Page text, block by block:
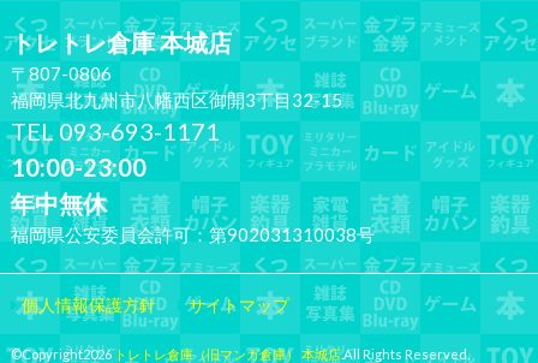
トレトレ倉庫 本城店
〒807-0806
福岡県北九州市八幡西区御開3丁目32-15
TEL 093-693-1171
10:00-23:00
年中無休
福岡県公安委員会許可：第902031310038号
個人情報保護方針 サイトマップ
©Copyright2026トレトレ倉庫（旧マンガ倉庫） 本城店.All Rights Reserved.